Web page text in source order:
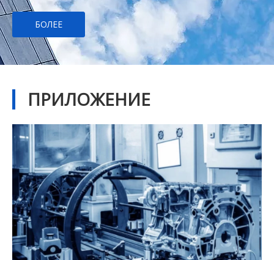
БОЛЕЕ
ПРИЛОЖЕНИЕ